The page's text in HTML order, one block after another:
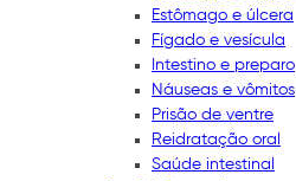
Estômago e úlcera
Fígado e vesícula
Intestino e preparo
Náuseas e vômitos
Prisão de ventre
Reidratação oral
Saúde intestinal